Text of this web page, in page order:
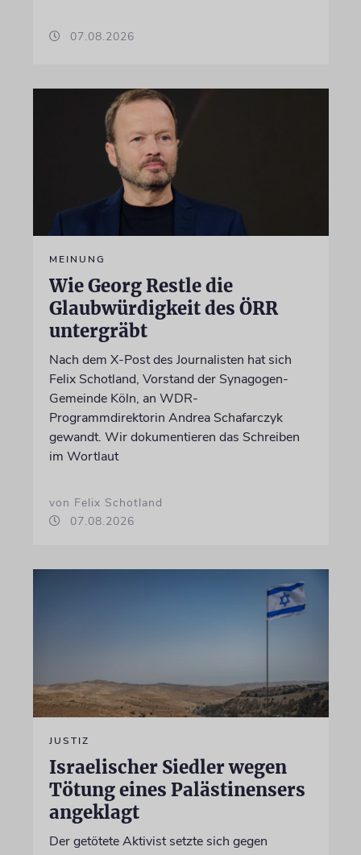
07.08.2026
MEINUNG
Wie Georg Restle die
Glaubwürdigkeit des ÖRR
untergräbt
Nach dem X-Post des Journalisten hat sich
Felix Schotland, Vorstand der Synagogen-
Gemeinde Köln, an WDR-
Programmdirektorin Andrea Schafarczyk
gewandt. Wir dokumentieren das Schreiben
im Wortlaut
von Felix Schotland
07.08.2026
JUSTIZ
Israelischer Siedler wegen
Tötung eines Palästinensers
angeklagt
Der getötete Aktivist setzte sich gegen